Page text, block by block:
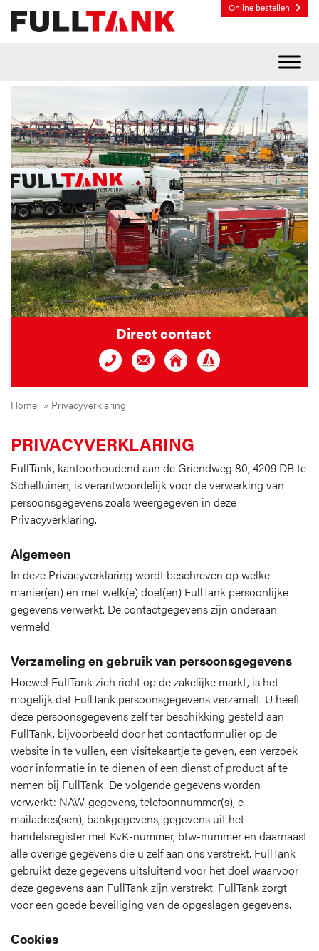
Online bestellen
Direct contact
Home » Privacyverklaring
PRIVACYVERKLARING
FullTank, kantoorhoudend aan de Griendweg 80, 4209 DB te
Schelluinen, is verantwoordelijk voor de verwerking van
persoonsgegevens zoals weergegeven in deze
Privacyverklaring.
Algemeen
In deze Privacyverklaring wordt beschreven op welke
manier(en) en met welk(e) doel(en) FullTank persoonlijke
gegevens verwerkt. De contactgegevens zijn onderaan
vermeld.
Verzameling en gebruik van persoonsgegevens
Hoewel FullTank zich richt op de zakelijke markt, is het
mogelijk dat FullTank persoonsgegevens verzamelt. U heeft
deze persoonsgegevens zelf ter beschikking gesteld aan
FullTank, bijvoorbeeld door het contactformulier op de
website in te vullen, een visitekaartje te geven, een verzoek
voor informatie in te dienen of een dienst of product af te
nemen bij FullTank. De volgende gegevens worden
verwerkt: NAW-gegevens, telefoonnummer(s), e-
mailadres(sen), bankgegevens, gegevens uit het
handelsregister met KvK-nummer, btw-nummer en daarnaast
alle overige gegevens die u zelf aan ons verstrekt. FullTank
gebruikt deze gegevens uitsluitend voor het doel waarvoor
deze gegevens aan FullTank zijn verstrekt. FullTank zorgt
voor een goede beveiliging van de opgeslagen gegevens.
Cookies